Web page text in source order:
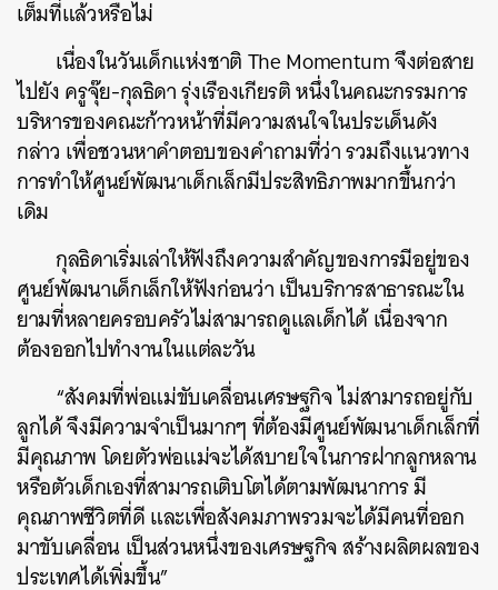
เต็มที่แล้วหรือไม่
เนื่องในวันเด็กแห่งชาติ The Momentum จึงต่อสาย
ไปยัง ครูจุ๊ย-กุลธิดา รุ่งเรืองเกียรติ หนึ่งในคณะกรรมการ
บริหารของคณะก้าวหน้าที่มีความสนใจในประเด็นดัง
กล่าว เพื่อชวนหาคำตอบของคำถามที่ว่า รวมถึงแนวทาง
การทำให้ศูนย์พัฒนาเด็กเล็กมีประสิทธิภาพมากขึ้นกว่า
เดิม
กุลธิดาเริ่มเล่าให้ฟังถึงความสำคัญของการมีอยู่ของ
ศูนย์พัฒนาเด็กเล็กให้ฟังก่อนว่า เป็นบริการสาธารณะใน
ยามที่หลายครอบครัวไม่สามารถดูแลเด็กได้ เนื่องจาก
ต้องออกไปทำงานในแต่ละวัน
“สังคมที่พ่อแม่ขับเคลื่อนเศรษฐกิจ ไม่สามารถอยู่กับ
ลูกได้ จึงมีความจำเป็นมากๆ ที่ต้องมีศูนย์พัฒนาเด็กเล็กที่
มีคุณภาพ โดยตัวพ่อแม่จะได้สบายใจในการฝากลูกหลาน
หรือตัวเด็กเองที่สามารถเติบโตได้ตามพัฒนาการ มี
คุณภาพชีวิตที่ดี และเพื่อสังคมภาพรวมจะได้มีคนที่ออก
มาขับเคลื่อน เป็นส่วนหนึ่งของเศรษฐกิจ สร้างผลิตผลของ
ประเทศได้เพิ่มขึ้น”